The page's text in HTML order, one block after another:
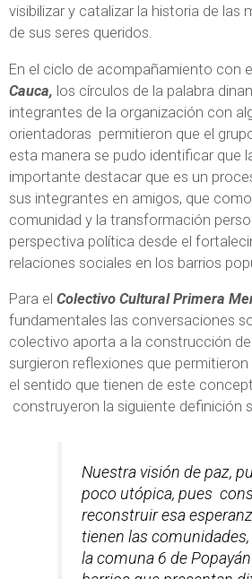
visibilizar y catalizar la historia de las
de sus seres queridos.
En el ciclo de acompañamiento con
Cauca, los círculos de la palabra
integrantes de la organización con
orientadoras permitieron que el
esta manera se pudo identificar que
importante destacar que es un
sus integrantes en amigos, que
comunidad y la transformación
perspectiva política desde el
relaciones sociales en los barrios
Para el Colectivo Cultural Primera
fundamentales las conversaciones
colectivo aporta a la construcción
surgieron reflexiones que
el sentido que tienen de este
construyeron la siguiente definición
Nuestra visión de paz,
poco utópica, pues
reconstruir esa
tienen las
la comuna 6 de